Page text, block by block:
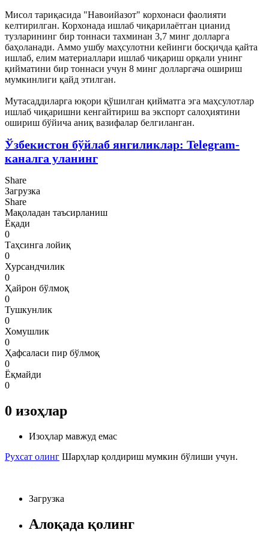
Мисол тариқасида "Навоийазот" корхонаси фаолияти
келтирилган. Корхонада ишлаб чиқарилаётган цианид
тузларининг бир тоннаси тахминан 3,7 минг долларга
баҳоланади. Аммо ушбу маҳсулотни кейинги босқичда қайта
ишлаб, елим материаллари ишлаб чиқариш орқали унинг
қийматини бир тоннаси учун 8 минг долларгача ошириш
мумкинлиги қайд этилган.
Мутасаддиларга юқори қўшилган қийматга эга маҳсулотлар
ишлаб чиқаришни кенгайтириш ва экспорт салоҳиятини
ошириш бўйича аниқ вазифалар белгиланган.
Ўзбекистон бўйлаб янгиликлар: Telegram-
каналга уланинг
Share
Загрузка
Share
Мақоладан таъсирланиш
Ёқади
0
Таҳсинга лойиқ
0
Хурсандчилик
0
Ҳайрон бўлмоқ
0
Тушкунлик
0
Хомушлик
0
Ҳафсаласи пир бўлмоқ
0
Ёқмайди
0
0 изоҳлар
Изоҳлар мавжуд емас
Рухсат олинг Шарҳлар қолдириш мумкин бўлиши учун.
Загрузка
Алоқада қолинг